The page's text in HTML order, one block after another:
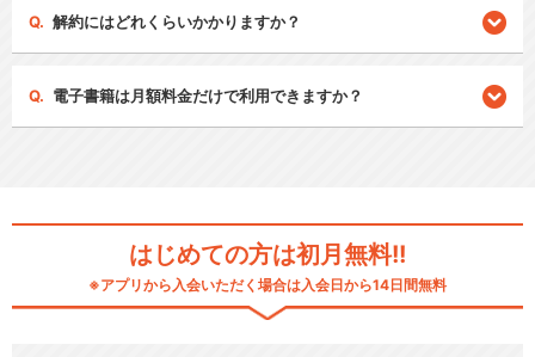
解約にはどれくらいかかりますか？
電子書籍は月額料金だけで利用できますか？
はじめての方は初月無料!!
※アプリから入会いただく場合は入会日から14日間無料